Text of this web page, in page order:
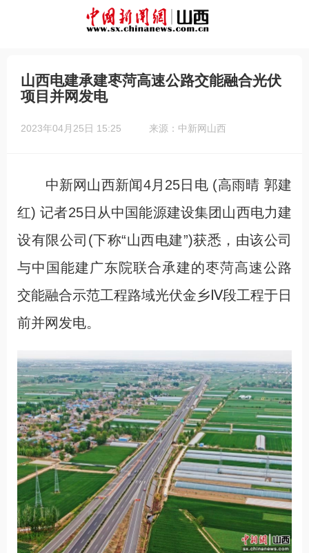
山西电建承建枣菏高速公路交能融合光伏
项目并网发电
2023年04月25日 15:25 来源：中新网山西
中新网山西新闻4月25日电 (高雨晴 郭建
红) 记者25日从中国能源建设集团山西电力建
设有限公司(下称“山西电建”)获悉，由该公司
与中国能建广东院联合承建的枣菏高速公路
交能融合示范工程路域光伏金乡Ⅳ段工程于日
前并网发电。